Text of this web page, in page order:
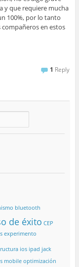
y que requiere mucha
100%, por lo tanto
en estos
1 Reply
bluetooth
de éxito CEP
experimento
ios ipad jack
mobile optimización